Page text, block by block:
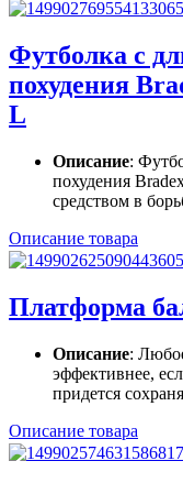
Футболка с
похудения
L
Описание:
похудения
средством в
Описание товара
Платформа
Описание:
эффективнее,
придется
Описание товара